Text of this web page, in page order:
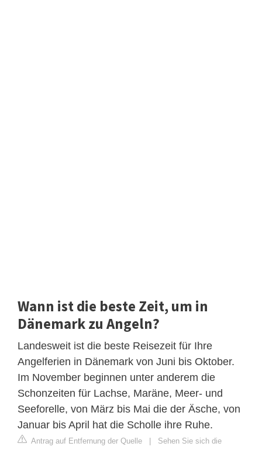
Wann ist die beste Zeit, um in
Dänemark zu Angeln?
Landesweit ist die beste Reisezeit für Ihre
Angelferien in Dänemark von Juni bis Oktober.
Im November beginnen unter anderem die
Schonzeiten für Lachse, Maräne, Meer- und
Seeforelle, von März bis Mai die der Äsche, von
Januar bis April hat die Scholle ihre Ruhe.
Antrag auf Entfernung der Quelle | Sehen Sie sich die